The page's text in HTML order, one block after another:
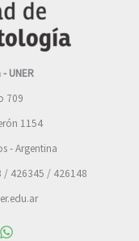
UNER
709
1154
- Argentina
/ 426345 / 426148